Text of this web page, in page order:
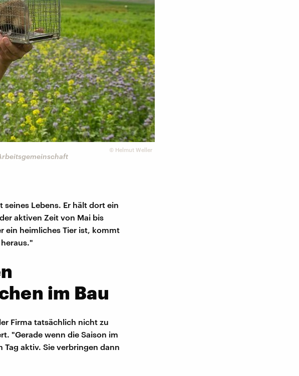
© Helmut Weller
Lebens. Er hält dort ein
aktiven Zeit von Mai bis
ein heimliches Tier ist, kommt
im Bau
Firma tatsächlich nicht zu
"Gerade wenn die Saison im
aktiv. Sie verbringen dann